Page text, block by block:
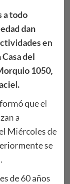
a todo
dan
en
del
1050,
que el
a
Miércoles de
se
de 60 años